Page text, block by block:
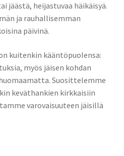
jäästä, heijastuvaa häikäisyä.
ja rauhallisemman
päivinä.
kuitenkin kääntöpuolensa:
myös jäisen kohdan
Suosittelemme
keväthankien kirkkaisiin
varovaisuuteen jäisillä